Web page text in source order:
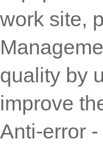
work site,
quality by
improve
Anti-error